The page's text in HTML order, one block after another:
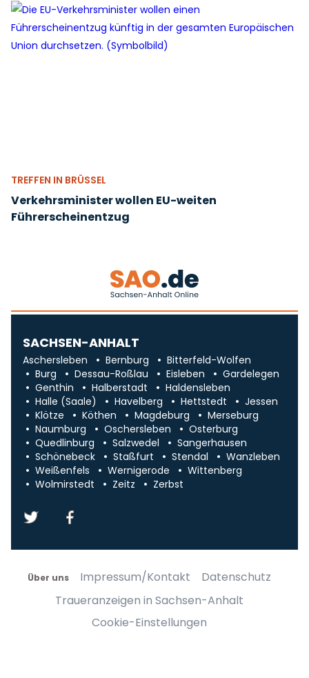
TREFFEN IN BRÜSSEL
Verkehrsminister wollen EU-weiten
Führerscheinentzug
SACHSEN-ANHALT
Aschersleben Bernburg
Bitterfeld-Wolfen
Burg
Dessau-Roßlau Eisleben
Gardelegen
Genthin
Halberstadt
Haldensleben
Halle (Saale)
Havelberg Hettstedt
Jessen
Klötze
Köthen Magdeburg
Merseburg
Naumburg
Oschersleben
Osterburg
Quedlinburg
Salzwedel
Sangerhausen
Schönebeck
Staßfurt Stendal
Wanzleben
Weißenfels
Wernigerode
Wittenberg
Wolmirstedt
Zeitz Zerbst
Über uns Impressum/Kontakt
Datenschutz
Traueranzeigen in Sachsen-Anhalt
Cookie-Einstellungen